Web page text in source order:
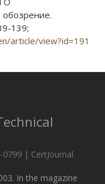
139;
article/view?id=191
| CertJournal
In the magazine